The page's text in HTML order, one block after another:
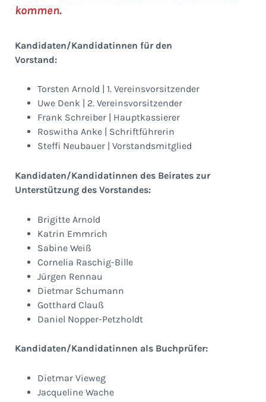
kommen.
Kandidaten/Kandidatinnen für den
Vorstand:
Torsten Arnold | 1. Vereinsvorsitzender
Uwe Denk | 2. Vereinsvorsitzender
Frank Schreiber | Hauptkassierer
Roswitha Anke | Schriftführerin
Steffi Neubauer | Vorstandsmitglied
Kandidaten/Kandidatinnen des Beirates zur
Unterstützung des Vorstandes:
Brigitte Arnold
Katrin Emmrich
Sabine Weiß
Cornelia Raschig-Bille
Jürgen Rennau
Dietmar Schumann
Gotthard Clauß
Daniel Nopper-Petzholdt
Kandidaten/Kandidatinnen als Buchprüfer:
Dietmar Vieweg
Jacqueline Wache